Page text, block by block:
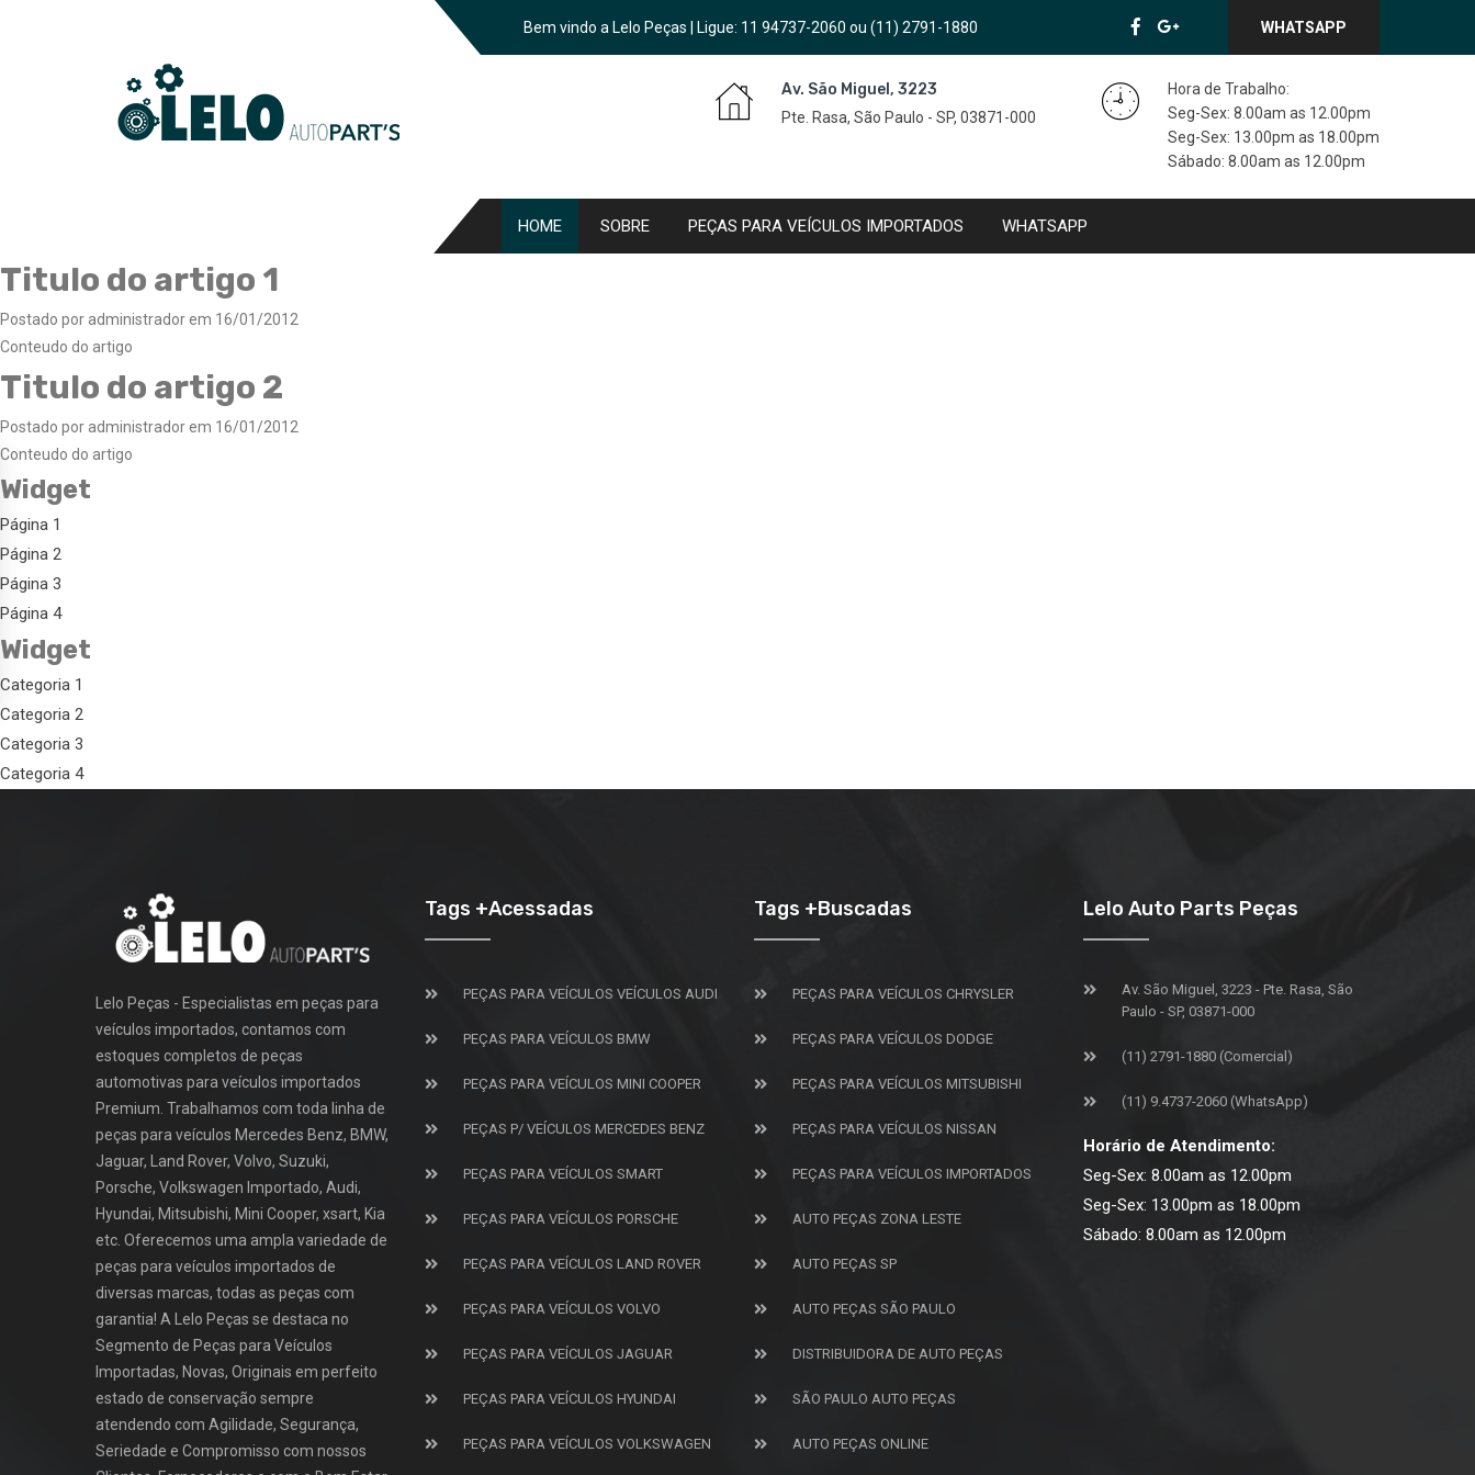
Bem vindo a Lelo Peças | Ligue: 11 94737-2060 ou (11) 2791-1880 WHATSAPP
Av. São Miguel, 3223
Pte. Rasa, São Paulo - SP, 03871-000
Hora de Trabalho:
Seg-Sex: 8.00am as 12.00pm
Seg-Sex: 13.00pm as 18.00pm
Sábado: 8.00am as 12.00pm
HOME SOBRE PEÇAS PARA VEÍCULOS IMPORTADOS WHATSAPP
Titulo do artigo 1
Postado por administrador em 16/01/2012
Conteudo do artigo
Titulo do artigo 2
Postado por administrador em 16/01/2012
Conteudo do artigo
Widget
Página 1
Página 2
Página 3
Página 4
Widget
Categoria 1
Categoria 2
Categoria 3
Categoria 4
Lelo Peças - Especialistas em peças para
veículos importados, contamos com
estoques completos de peças
automotivas para veículos importados
Premium. Trabalhamos com toda linha de
peças para veículos Mercedes Benz, BMW,
Jaguar, Land Rover, Volvo, Suzuki,
Porsche, Volkswagen Importado, Audi,
Hyundai, Mitsubishi, Mini Cooper, xsart, Kia
etc. Oferecemos uma ampla variedade de
peças para veículos importados de
diversas marcas, todas as peças com
garantia! A Lelo Peças se destaca no
Segmento de Peças para Veículos
Importadas, Novas, Originais em perfeito
estado de conservação sempre
atendendo com Agilidade, Segurança,
Seriedade e Compromisso com nossos
Tags +Acessadas
PEÇAS PARA VEÍCULOS VEÍCULOS AUDI
PEÇAS PARA VEÍCULOS BMW
PEÇAS PARA VEÍCULOS MINI COOPER
PEÇAS P/ VEÍCULOS MERCEDES BENZ
PEÇAS PARA VEÍCULOS SMART
PEÇAS PARA VEÍCULOS PORSCHE
PEÇAS PARA VEÍCULOS LAND ROVER
PEÇAS PARA VEÍCULOS VOLVO
PEÇAS PARA VEÍCULOS JAGUAR
PEÇAS PARA VEÍCULOS HYUNDAI
PEÇAS PARA VEÍCULOS VOLKSWAGEN
Tags +Buscadas
PEÇAS PARA VEÍCULOS CHRYSLER
PEÇAS PARA VEÍCULOS DODGE
PEÇAS PARA VEÍCULOS MITSUBISHI
PEÇAS PARA VEÍCULOS NISSAN
PEÇAS PARA VEÍCULOS IMPORTADOS
AUTO PEÇAS ZONA LESTE
AUTO PEÇAS SP
AUTO PEÇAS SÃO PAULO
DISTRIBUIDORA DE AUTO PEÇAS
SÃO PAULO AUTO PEÇAS
AUTO PEÇAS ONLINE
Lelo Auto Parts Peças
Av. São Miguel, 3223 - Pte. Rasa, São
Paulo - SP, 03871-000
(11) 2791-1880 (Comercial)
(11) 9.4737-2060 (WhatsApp)
Horário de Atendimento:
Seg-Sex: 8.00am as 12.00pm
Seg-Sex: 13.00pm as 18.00pm
Sábado: 8.00am as 12.00pm